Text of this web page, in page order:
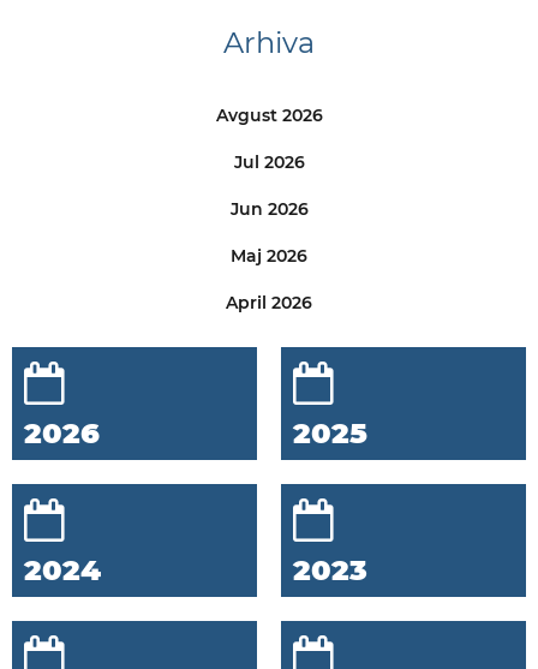
Arhiva
Avgust 2026
Jul 2026
Jun 2026
Maj 2026
April 2026
2026 2025
2024 2023